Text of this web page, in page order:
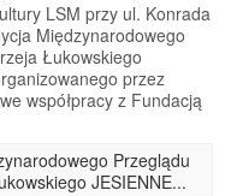
LSM przy ul. Konrada
Międzynarodowego
Łukowskiego
przez
współpracy z Fundacją
Przeglądu
JESIENNE...